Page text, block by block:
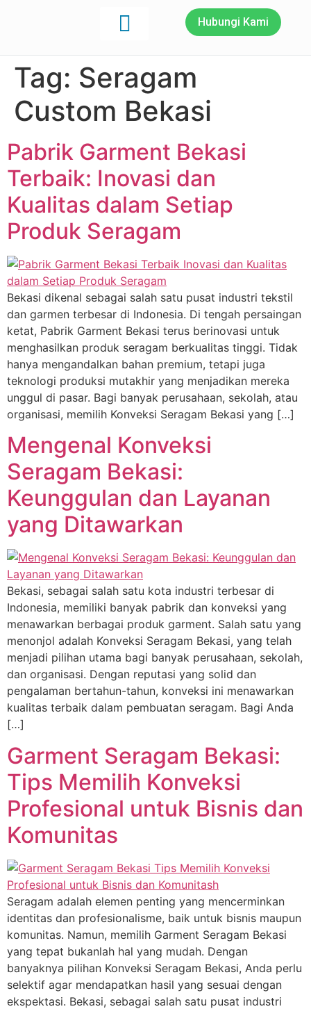
Hubungi Kami
Tag: Seragam
Custom Bekasi
Pabrik Garment Bekasi
Terbaik: Inovasi dan
Kualitas dalam Setiap
Produk Seragam
Bekasi dikenal sebagai salah satu pusat industri tekstil
dan garmen terbesar di Indonesia. Di tengah persaingan
ketat, Pabrik Garment Bekasi terus berinovasi untuk
menghasilkan produk seragam berkualitas tinggi. Tidak
hanya mengandalkan bahan premium, tetapi juga
teknologi produksi mutakhir yang menjadikan mereka
unggul di pasar. Bagi banyak perusahaan, sekolah, atau
organisasi, memilih Konveksi Seragam Bekasi yang […]
Mengenal Konveksi
Seragam Bekasi:
Keunggulan dan Layanan
yang Ditawarkan
Bekasi, sebagai salah satu kota industri terbesar di
Indonesia, memiliki banyak pabrik dan konveksi yang
menawarkan berbagai produk garment. Salah satu yang
menonjol adalah Konveksi Seragam Bekasi, yang telah
menjadi pilihan utama bagi banyak perusahaan, sekolah,
dan organisasi. Dengan reputasi yang solid dan
pengalaman bertahun-tahun, konveksi ini menawarkan
kualitas terbaik dalam pembuatan seragam. Bagi Anda
[…]
Garment Seragam Bekasi:
Tips Memilih Konveksi
Profesional untuk Bisnis dan
Komunitas
Seragam adalah elemen penting yang mencerminkan
identitas dan profesionalisme, baik untuk bisnis maupun
komunitas. Namun, memilih Garment Seragam Bekasi
yang tepat bukanlah hal yang mudah. Dengan
banyaknya pilihan Konveksi Seragam Bekasi, Anda perlu
selektif agar mendapatkan hasil yang sesuai dengan
ekspektasi. Bekasi, sebagai salah satu pusat industri